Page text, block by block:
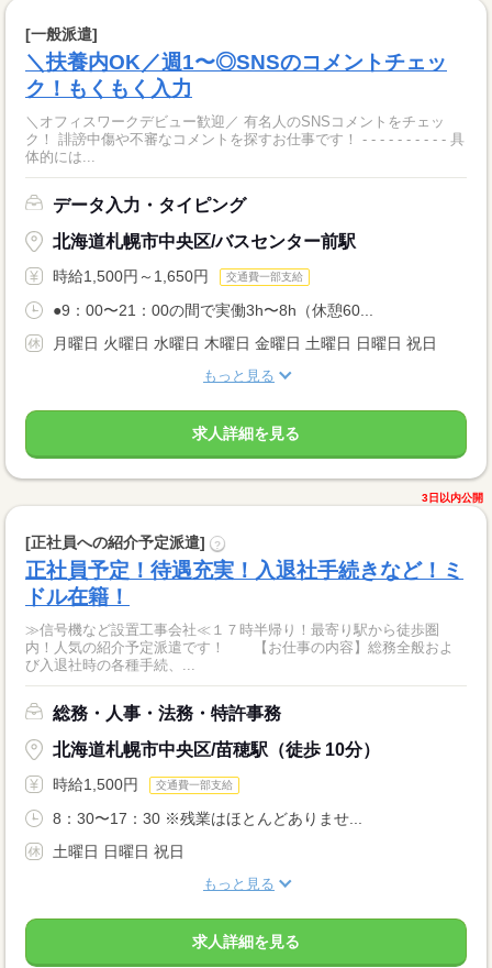
[一般派遣]
＼扶養内OK／週1〜◎SNSのコメントチェッ
ク！もくもく入力
＼オフィスワークデビュー歓迎／ 有名人のSNSコメントをチェッ
ク！ 誹謗中傷や不審なコメントを探すお仕事です！ - - - - - - - - - - 具
体的には...
データ入力・タイピング
北海道札幌市中央区/バスセンター前駅
時給1,500円～1,650円 交通費一部支給
●9：00〜21：00の間で実働3h〜8h（休憩60...
月曜日 火曜日 水曜日 木曜日 金曜日 土曜日 日曜日 祝日
もっと見る
求人詳細を見る
3日以内公開
[正社員への紹介予定派遣] ?
正社員予定！待遇充実！入退社手続きなど！ミ
ドル在籍！
≫信号機など設置工事会社≪１７時半帰り！最寄り駅から徒歩圏
内！人気の紹介予定派遣です！ 【お仕事の内容】総務全般およ
び入退社時の各種手続、...
総務・人事・法務・特許事務
北海道札幌市中央区/苗穂駅（徒歩 10分）
時給1,500円 交通費一部支給
8：30〜17：30 ※残業はほとんどありませ...
土曜日 日曜日 祝日
もっと見る
求人詳細を見る